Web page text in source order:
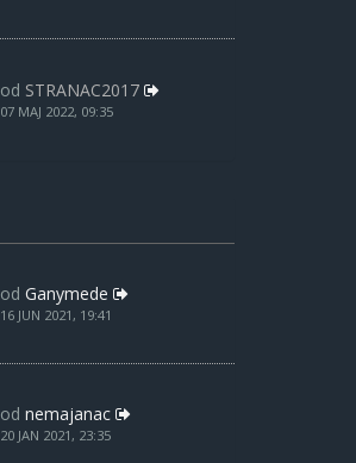
od STRANAC2017
07 MAJ 2022, 09:35
od Ganymede
16 JUN 2021, 19:41
od nemajanac
20 JAN 2021, 23:35